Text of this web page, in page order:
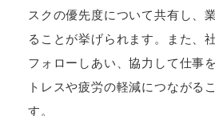
スクの優先度について共有し、
ることが挙げられます。また、
フォローしあい、協力して仕事
トレスや疲労の軽減につながる
す。